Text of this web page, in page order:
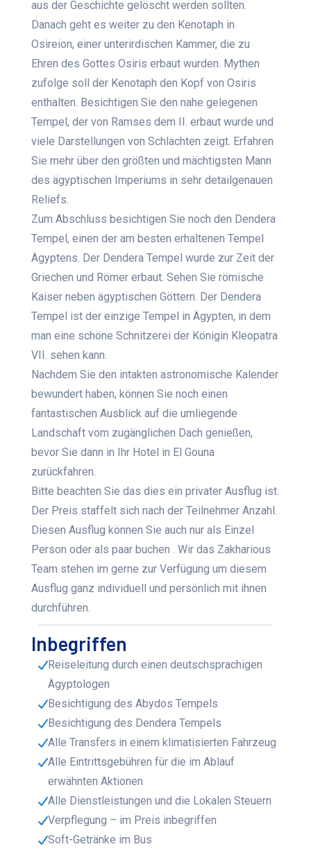
aus der Geschichte gelöscht werden sollten.
Danach geht es weiter zu den Kenotaph in
Osireion, einer unterirdischen Kammer, die zu
Ehren des Gottes Osiris erbaut wurden. Mythen
zufolge soll der Kenotaph den Kopf von Osiris
enthalten. Besichtigen Sie den nahe gelegenen
Tempel, der von Ramses dem II. erbaut wurde und
viele Darstellungen von Schlachten zeigt. Erfahren
Sie mehr über den größten und mächtigsten Mann
des ägyptischen Imperiums in sehr detailgenauen
Reliefs.
Zum Abschluss besichtigen Sie noch den Dendera
Tempel, einen der am besten erhaltenen Tempel
Ägyptens. Der Dendera Tempel wurde zur Zeit der
Griechen und Römer erbaut. Sehen Sie römische
Kaiser neben ägyptischen Göttern. Der Dendera
Tempel ist der einzige Tempel in Ägypten, in dem
man eine schöne Schnitzerei der Königin Kleopatra
VII. sehen kann.
Nachdem Sie den intakten astronomische Kalender
bewundert haben, können Sie noch einen
fantastischen Ausblick auf die umliegende
Landschaft vom zugänglichen Dach genießen,
bevor Sie dann in Ihr Hotel in El Gouna
zurückfahren.
Bitte beachten Sie das dies ein privater Ausflug ist.
Der Preis staffelt sich nach der Teilnehmer Anzahl.
Diesen Ausflug können Sie auch nur als Einzel
Person oder als paar buchen . Wir das Zakharious
Team stehen im gerne zur Verfügung um diesem
Ausflug ganz individuell und persönlich mit ihnen
durchführen.
Inbegriffen
Reiseleitung durch einen deutschsprachigen
Ägyptologen
Besichtigung des Abydos Tempels
Besichtigung des Dendera Tempels
Alle Transfers in einem klimatisierten Fahrzeug
Alle Eintrittsgebühren für die im Ablauf
erwähnten Aktionen
Alle Dienstleistungen und die Lokalen Steuern
Verpflegung – im Preis inbegriffen
Soft-Getränke im Bus